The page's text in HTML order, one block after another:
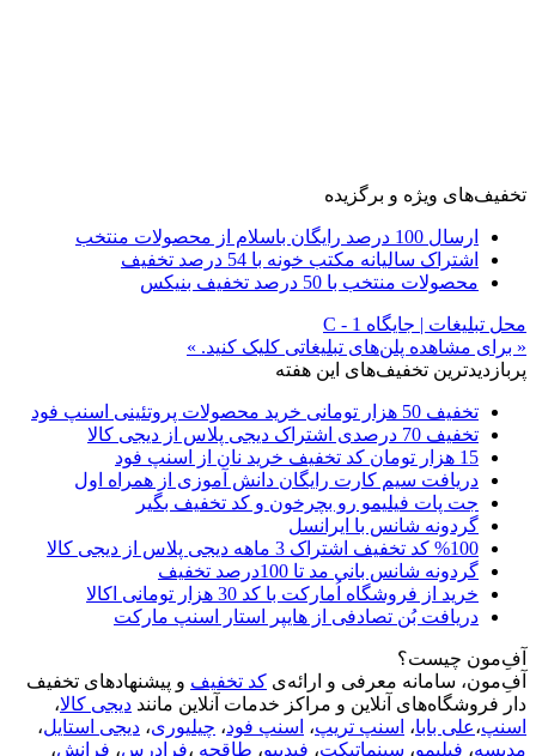
تخفیف‌های ویژه و برگزیده
ارسال 100 درصد رایگان باسلام از محصولات منتخب
اشتراک سالیانه مکتب خونه با 54 درصد تخفیف
محصولات منتخب با 50 درصد تخفیف بنیکس
محل تبلیغات | جایگاه C - 1
« برای مشاهده پلن‌های تبلیغاتی کلیک کنید. »
پربازدیدترین تخفیف‌های این هفته
تخفیف 50 هزار تومانی خرید محصولات پروتئینی اسنپ فود
تخفیف 70 درصدی اشتراک دیجی پلاس از دیجی کالا
15 هزار تومان کد تخفیف خرید نان از اسنپ فود
دریافت سیم کارت رایگان دانش آموزی از همراه اول
جت پات فیلیمو رو بچرخون و کد تخفیف بگیر
گردونه شانس با ایرانسل
%100 کد تخفیف اشتراک 3 ماهه دیجی پلاس از دیجی کالا
گردونه شانس بانی مد تا 100درصد تخفیف
خرید از فروشگاه اُمارکت با کد 30 هزار تومانی اکالا
دریافت بُن تصادفی از هایپر استار اسنپ مارکت
آفِ‌مون چیست؟
آفِ‌مون، سامانه معرفی و ارائه‌ی کد تخفیف و پیشنهادهای تخفیف
دار فروشگاه‌های آنلاین و مراکز خدمات آنلاین مانند دیجی کالا،
اسنپ،علی بابا، اسنپ تریپ، اسنپ فود، چیلیوری، دیجی استایل،
مدیسه، فیلیمو، سینماتیکت، فیدیبو، طاقچه ،فرادرس، فرانش،